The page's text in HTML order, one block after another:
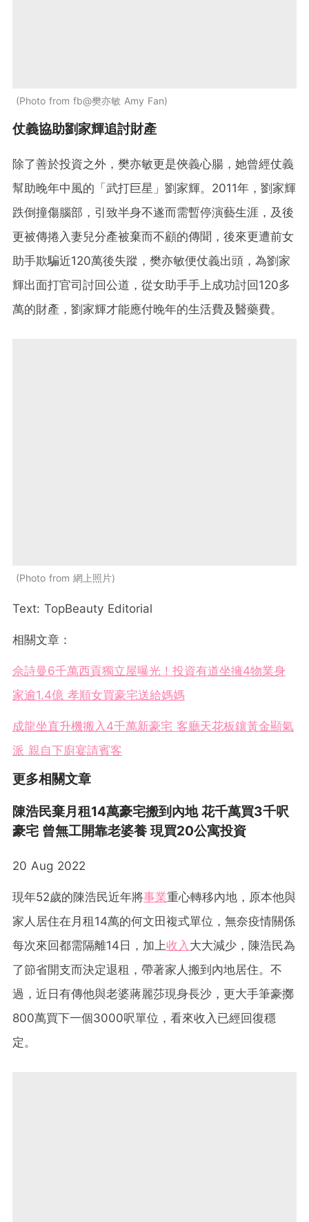
Photo from fb@樊亦敏 Amy Fan
仗義協助劉家輝追討財產
除了善於投資之外，樊亦敏更是俠義心腸，她曾經仗義
幫助晚年中風的「武打巨星」劉家輝。2011年，劉家輝
跌倒撞傷腦部，引致半身不遂而需暫停演藝生涯，及後
更被傳捲入妻兒分產被棄而不顧的傳聞，後來更遭前女
助手欺騙近120萬後失蹤，樊亦敏便仗義出頭，為劉家
輝出面打官司討回公道，從女助手手上成功討回120多
萬的財產，劉家輝才能應付晚年的生活費及醫藥費。
Photo from 網上照片
Text: TopBeauty Editorial
相關文章：
佘詩曼6千萬西貢獨立屋曝光！投資有道坐擁4物業身
家逾1.4億 孝順女買豪宅送給媽媽
成龍坐直升機搬入4千萬新豪宅 客廳天花板鑲黃金顯氣
派 親自下廚宴請賓客
更多相關文章
陳浩民棄月租14萬豪宅搬到內地 花千萬買3千呎
豪宅 曾無工開靠老婆養 現買20公寓投資
20 Aug 2022
現年52歲的陳浩民近年將事業重心轉移內地，原本他與
家人居住在月租14萬的何文田複式單位，無奈疫情關係
每次來回都需隔離14日，加上收入 大大減少，陳浩民為
了節省開支而決定退租，帶著家人搬到內地居住。不
過，近日有傳他與老婆蔣麗莎現身長沙，更大手筆豪擲
800萬買下一個3000呎單位，看來收入已經回復穩
定。